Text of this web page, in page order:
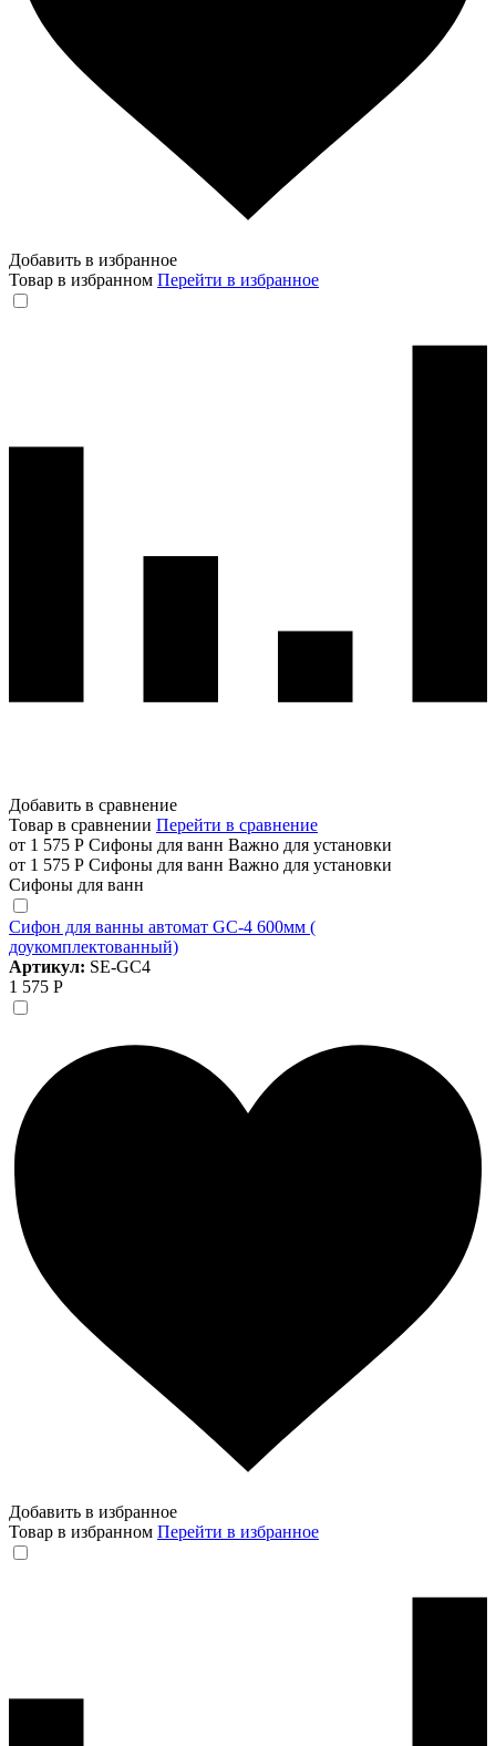
Добавить в избранное
Товар в избранном Перейти в избранное
Добавить в сравнение
Товар в сравнении Перейти в сравнение
от 1 575 Р Сифоны для ванн Важно для установки
от 1 575 Р Сифоны для ванн Важно для установки
Сифоны для ванн
Сифон для ванны автомат GC-4 600мм (
доукомплектованный)
Артикул: SE-GC4
1 575 Р
Добавить в избранное
Товар в избранном Перейти в избранное